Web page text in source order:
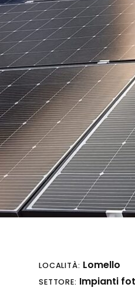
LOCALITÀ: Lomello
SETTORE: Impianti